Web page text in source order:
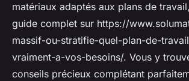
matériaux adaptés aux plans de
guide complet sur https://
massif-ou-stratifie-quel-plan-de-
vraiment-a-vos-besoins/. Vous y
conseils précieux complétant